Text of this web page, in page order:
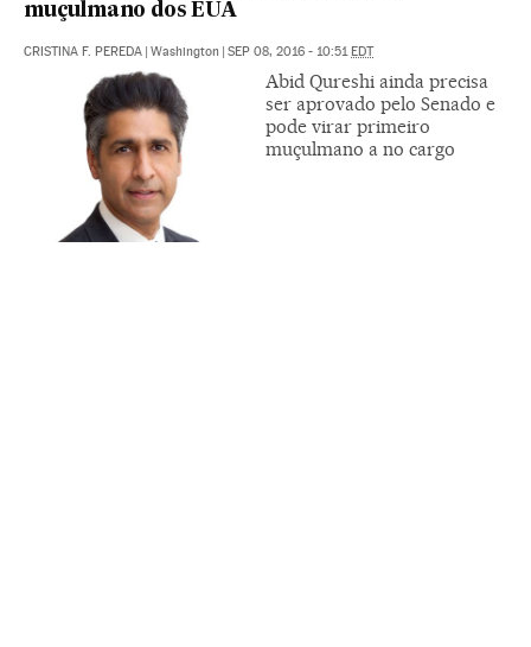
muçulmano dos EUA
CRISTINA F. PEREDA Washington SEP 08, 2016 - 10:51 EDT
Abid Qureshi ainda precisa
ser aprovado pelo Senado e
pode virar primeiro
muçulmano a no cargo